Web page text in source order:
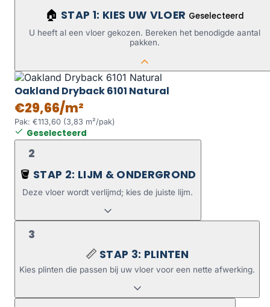
🏠 STAP 1: KIES UW VLOER Geselecteerd
U heeft al een vloer gekozen. Bereken het benodigde aantal
pakken.
Oakland Dryback 6101 Natural
€29,66/m²
Pak: €113,60 (3,83 m²/pak)
Geselecteerd
2
🪣 STAP 2: LIJM & ONDERGROND
Deze vloer wordt verlijmd; kies de juiste lijm.
3
📏 STAP 3: PLINTEN
Kies plinten die passen bij uw vloer voor een nette afwerking.